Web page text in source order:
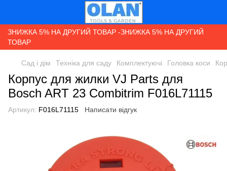
ЗНИЖКА 5% НА ДРУГИЙ ТОВАР -ЗНИЖКА 5% НА ДРУГИЙ
ТОВАР
Сад і дім Техніка для саду Комплектуючі Головка коси
Корпус для жилки VJ Parts для
Bosch ART 23 Combitrim F016L71115
Артикул: F016L71115 Написати відгук